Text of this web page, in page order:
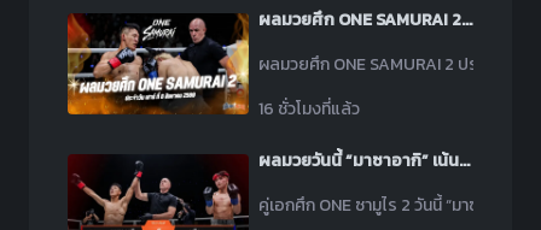
ผลมวยศึก ONE SAMURAI 2 ประจำวันเสาร์ที่ 8 สิงหาคม 2569
ผลมวยศึก ONE SAMURAI 2 ประจำวัน
16 ชั่วโมงที่แล้ว
ผลมวยวันนี้ “มาซาอากิ” เน้นหมัดซ้าย! กดน็อค “หลิว” ยก 1 คว้าโบนัส 3 ล้านบาท
คู่เอกศึก ONE ซามูไร 2 วันนี้ “มาซาอากิ